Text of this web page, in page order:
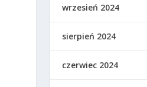
wrzesień 2024
sierpień 2024
czerwiec 2024